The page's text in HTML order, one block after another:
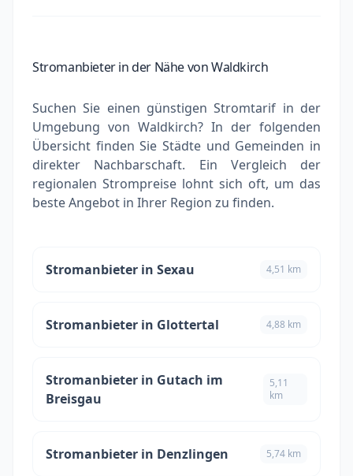
Stromanbieter in der Nähe von Waldkirch
Suchen Sie einen günstigen Stromtarif in der
Umgebung von Waldkirch? In der folgenden
Übersicht finden Sie Städte und Gemeinden in
direkter Nachbarschaft. Ein Vergleich der
regionalen Strompreise lohnt sich oft, um das
beste Angebot in Ihrer Region zu finden.
Stromanbieter in Sexau 4,51 km
Stromanbieter in Glottertal 4,88 km
Stromanbieter in Gutach im
Breisgau
5,11
km
Stromanbieter in Denzlingen 5,74 km